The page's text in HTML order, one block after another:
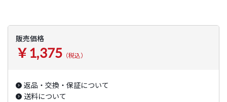
販売価格
￥1,375 （税込）
返品・交換・保証について
送料について